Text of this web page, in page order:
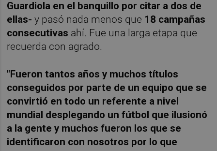
Guardiola en el banquillo por citar a dos de
ellas- y pasó nada menos que 18 campañas
consecutivas ahí. Fue una larga etapa que
recuerda con agrado.
"Fueron tantos años y muchos títulos
conseguidos por parte de un equipo que se
convirtió en todo un referente a nivel
mundial desplegando un fútbol que ilusionó
a la gente y muchos fueron los que se
identificaron con nosotros por lo que